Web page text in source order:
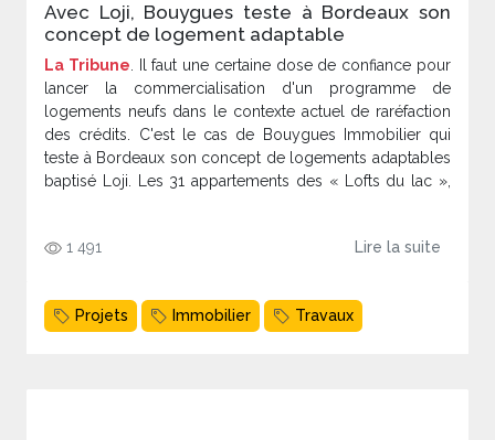
Avec Loji, Bouygues teste à Bordeaux son
concept de logement adaptable
La Tribune . Il faut une certaine dose de confiance pour
lancer la commercialisation d'un programme de
logements neufs dans le contexte actuel de raréfaction
des crédits. C'est le cas de Bouygues Immobilier qui
teste à Bordeaux son concept de logements adaptables
baptisé Loji. Les 31 appartements des « Lofts du lac »,
1 491
Lire la suite
Projets Immobilier Travaux